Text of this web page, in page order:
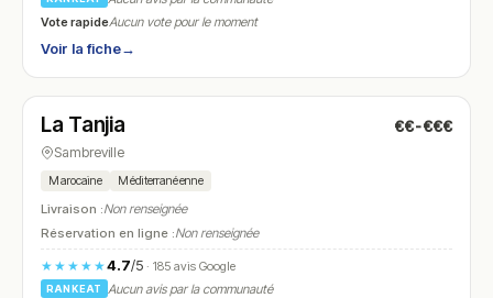
Vote rapideAucun vote pour le moment
Voir la fiche→
N° 11
La Tanjia €€-€€€
Sambreville
Marocaine Méditerranéenne
Livraison :Non renseignée
Réservation en ligne :Non renseignée
★★★★★4.7/5· 185 avis Google
RANKEAT
Aucun avis par la communauté